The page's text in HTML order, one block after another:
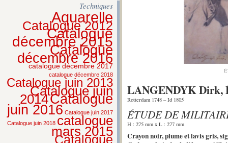
Techniques
Aquarelle
Catalogue 2012
Catalogue
décembre 2015
Catalogue
décembre 2016
catalogue décembre 2017
catalogue décembre 2018
Catalogue juin 2013
Catalogue juin
2014Catalogue
juin 2016 Catalogue juin 2017
Catalogue juin 2018 catalogue
mars 2015
Catalogue
LANGENDYK Dirk,
Rotterdam 1748 – Id 1805
ÉTUDE DE
H : 275 mm x L : 277 mm
Crayon noir, plume et lavis gris,